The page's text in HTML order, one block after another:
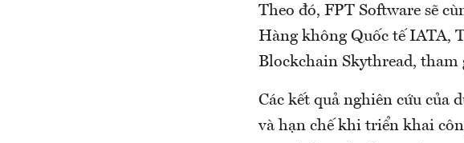
Theo đó, FPT Software sẽ
Hàng không Quốc tế IATA,
Blockchain Skythread, tham
Các kết quả nghiên cứu của
và hạn chế khi triển khai